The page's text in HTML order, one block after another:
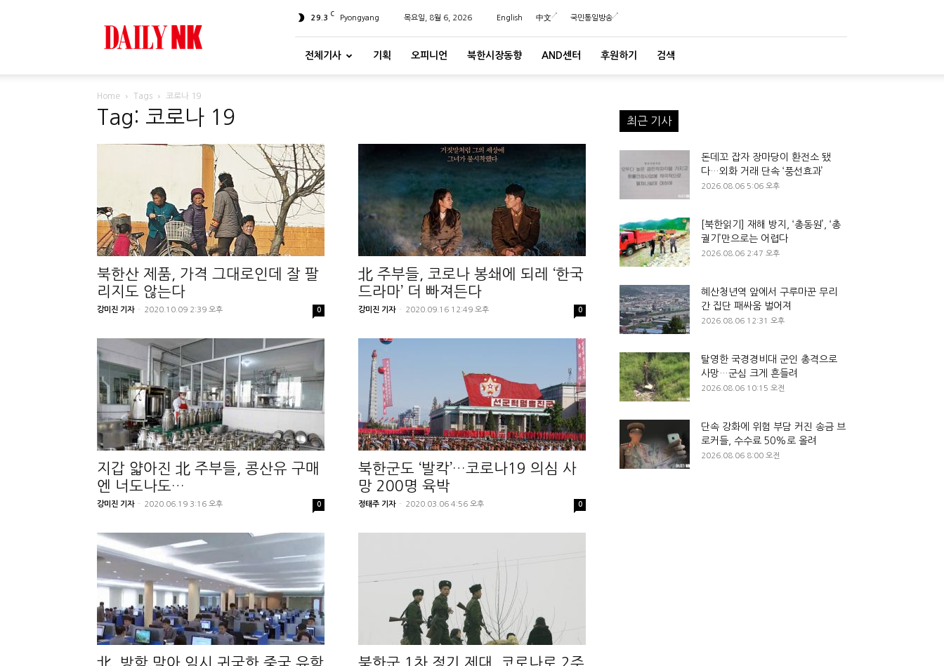
29.3 C Pyongyang 목요일, 8월 6, 2026 English 中文 국민통일방송
전체기사 기획 오피니언 북한시장동향 AND센터 후원하기 검색
Home Tags 코로나 19
Tag: 코로나 19
북한산 제품, 가격 그대로인데 잘 팔
리지도 않는다
강미진 기자 - 2020.10.09 2:39 오후 0
北 주부들, 코로나 봉쇄에 되레 ‘한국
드라마’ 더 빠져든다
강미진 기자 - 2020.09.16 12:49 오후 0
지갑 얇아진 北 주부들, 콩산유 구매
엔 너도나도…
강미진 기자 - 2020.06.19 3:16 오후 0
북한군도 ‘발칵’…코로나19 의심 사
망 200명 육박
정태주 기자 - 2020.03.06 4:56 오후 0
北, 방학 맞아 임시 귀국한 중국 유학
북한군 1차 정기 제대, 코로나로 2주
최근 기사
돈데꼬 잡자 장마당이 환전소 됐
다…외화 거래 단속 ‘풍선효과’
2026.08.06 5:06 오후
[북한읽기] 재해 방지, ‘총동원’, ‘총
궐기’만으로는 어렵다
2026.08.06 2:47 오후
혜산청년역 앞에서 구루마꾼 무리
간 집단 패싸움 벌어져
2026.08.06 12:31 오후
탈영한 국경경비대 군인 총격으로
사망…군심 크게 흔들려
2026.08.06 10:15 오전
단속 강화에 위험 부담 커진 송금 브
로커들, 수수료 50%로 올려
2026.08.06 8:00 오전